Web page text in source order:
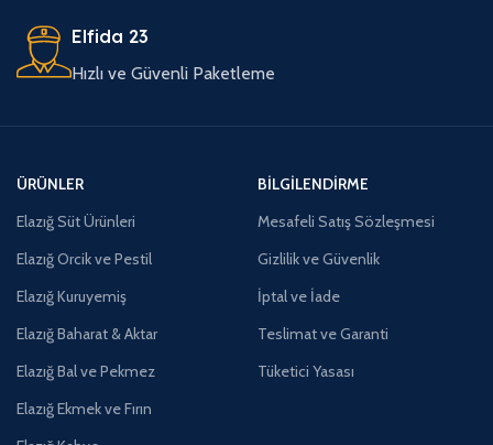
Elfida 23
Hızlı ve Güvenli Paketleme
ÜRÜNLER
Elazığ Süt Ürünleri
Elazığ Orcik ve Pestil
Elazığ Kuruyemiş
Elazığ Baharat & Aktar
Elazığ Bal ve Pekmez
Elazığ Ekmek ve Fırın
BILGILENDIRME
Mesafeli Satış Sözleşmesi
Gizlilik ve Güvenlik
İptal ve İade
Teslimat ve Garanti
Tüketici Yasası